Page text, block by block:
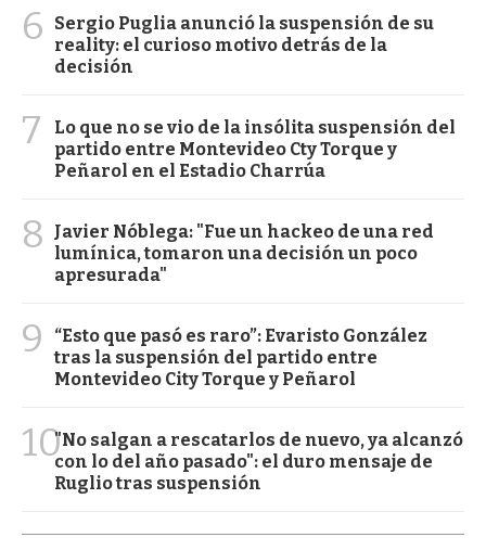
6
Sergio Puglia anunció la suspensión de su
reality: el curioso motivo detrás de la
decisión
7
Lo que no se vio de la insólita suspensión del
partido entre Montevideo Cty Torque y
Peñarol en el Estadio Charrúa
8
Javier Nóblega: "Fue un hackeo de una red
lumínica, tomaron una decisión un poco
apresurada"
9
“Esto que pasó es raro”: Evaristo González
tras la suspensión del partido entre
Montevideo City Torque y Peñarol
10"No salgan a rescatarlos de nuevo, ya alcanzó
con lo del año pasado": el duro mensaje de
Ruglio tras suspensión